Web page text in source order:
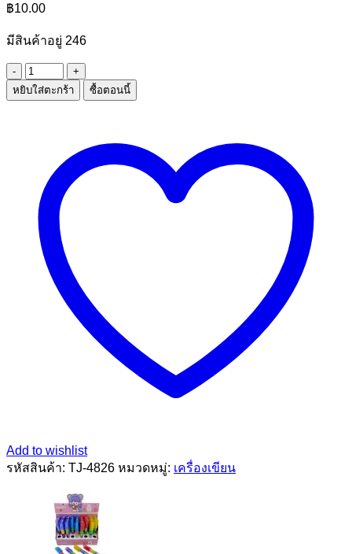
฿10.00
มีสินค้าอยู่ 246
จำนวน
กล่อง
หยิบใส่ตะกร้า ซื้อตอนนี้
Add to wishlist
รหัสสินค้า: TJ-4826 หมวดหมู่: เครื่องเขียน